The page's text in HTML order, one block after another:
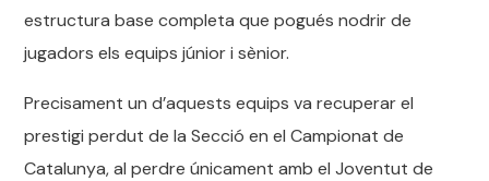
estructura base completa que pogués nodrir de
jugadors els equips júnior i sènior.
Precisament un d’aquests equips va recuperar el
prestigi perdut de la Secció en el Campionat de
Catalunya, al perdre únicament amb el Joventut de